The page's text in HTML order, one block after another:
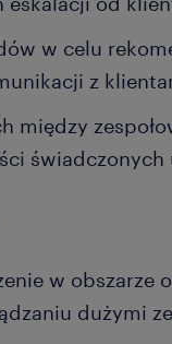
w celu
z
między
świadczonych
w obszarze
dużymi